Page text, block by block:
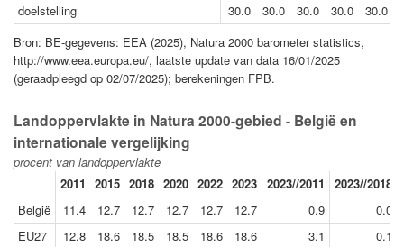
doelstelling
30.0 30.0 30.0 30.0 30.0
Bron: BE-gegevens: EEA (2025), Natura 2000 barometer statistics,
http://www.eea.europa.eu/, laatste update van data 16/01/2025
(geraadpleegd op 02/07/2025); berekeningen FPB.
Landoppervlakte in Natura 2000-gebied - België en
internationale vergelijking
procent van landoppervlakte
2011
2015 2018 2020 2022 2023 2023//2011
2023//2018
België
11.4 12.7 12.7 12.7 12.7 12.7 0.9
0.0
EU27
12.8 18.6 18.5 18.5 18.6 18.6 3.1
0.1